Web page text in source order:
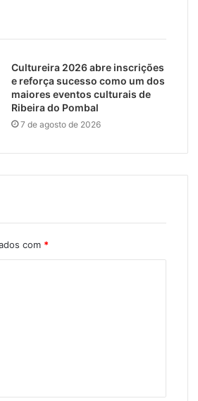
Cultureira 2026 abre inscrições
e reforça sucesso como um dos
maiores eventos culturais de
Ribeira do Pombal
7 de agosto de 2026
com *